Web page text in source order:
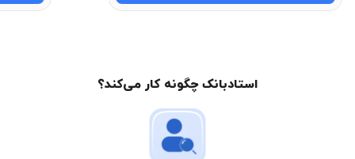
استادبانک چگونه کار می‌کند؟